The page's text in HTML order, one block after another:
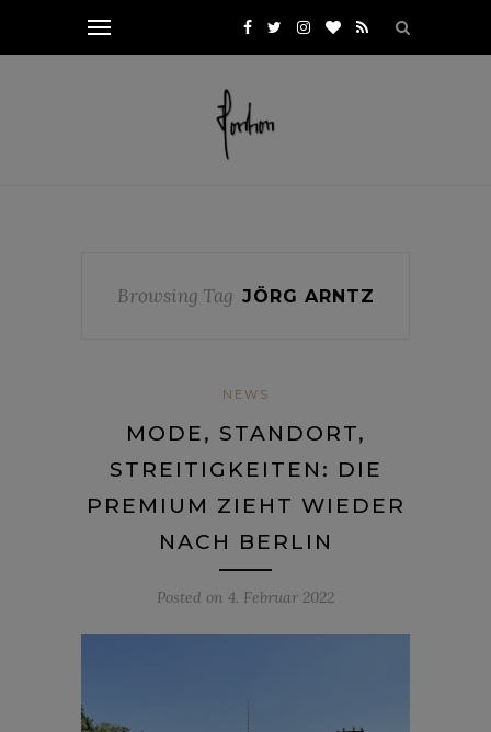
Browsing Tag JÖRG ARNTZ
NEWS
MODE, STANDORT,
STREITIGKEITEN: DIE
PREMIUM ZIEHT WIEDER
NACH BERLIN
Posted on 4. Februar 2022